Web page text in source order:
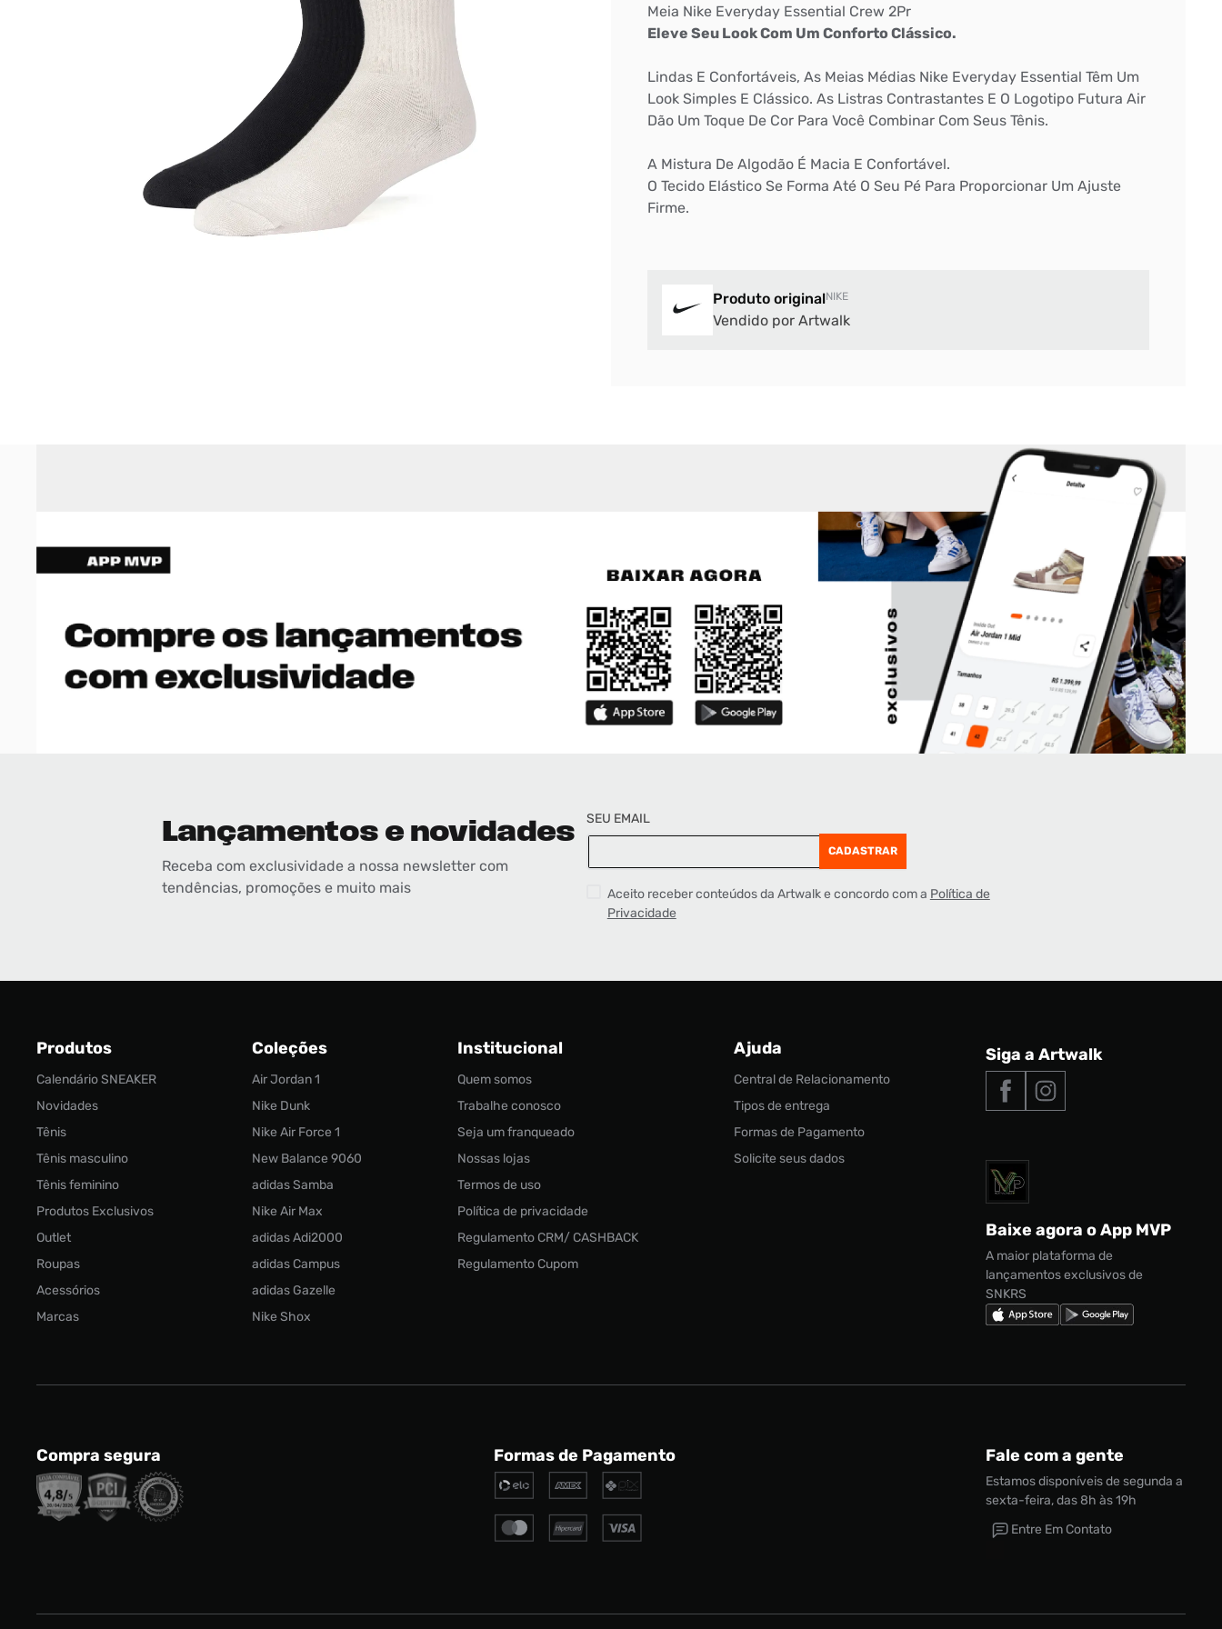
Bem-Vindo à artwalk
Para ter uma melhor experiência de compra, insira seu CEP
e veja a seleção de produtos disponíveis para sua região
Meia Nike Everyday Essential Crew 2Pr
Eleve Seu Look Com Um Conforto Clássico.
Lindas E Confortáveis, As Meias Médias Nike Everyday Essential Têm Um
Look Simples E Clássico. As Listras Contrastantes E O Logotipo Futura Air
Dão Um Toque De Cor Para Você Combinar Com Seus Tênis.
A Mistura De Algodão É Macia E Confortável.
O Tecido Elástico Se Forma Até O Seu Pé Para Proporcionar Um Ajuste
Firme.
Produto originalNIKE
Vendido por Artwalk
Lançamentos e novidades
Receba com exclusividade a nossa newsletter com
tendências, promoções e muito mais
SEU EMAIL
CADASTRAR
Aceito receber conteúdos da Artwalk e concordo com a Política de
Privacidade
Produtos
Calendário SNEAKER
Novidades
Tênis
Tênis masculino
Tênis feminino
Produtos Exclusivos
Outlet
Roupas
Acessórios
Marcas
Coleções
Air Jordan 1
Nike Dunk
Nike Air Force 1
New Balance 9060
adidas Samba
Nike Air Max
adidas Adi2000
adidas Campus
adidas Gazelle
Nike Shox
Institucional
Quem somos
Trabalhe conosco
Seja um franqueado
Nossas lojas
Termos de uso
Política de privacidade
Regulamento CRM/ CASHBACK
Regulamento Cupom
Ajuda
Central de Relacionamento
Tipos de entrega
Formas de Pagamento
Solicite seus dados
Siga a Artwalk
Baixe agora o App MVP
A maior plataforma de
lançamentos exclusivos de
SNKRS
Compra segura Formas de Pagamento Fale com a gente
Estamos disponíveis de segunda a
sexta-feira, das 8h às 19h
Entre Em Contato